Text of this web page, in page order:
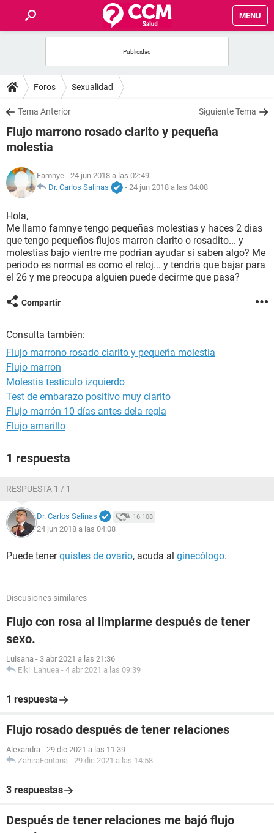
MENU
FOROS
SALUD
FAMILIA
NUTRICIÓN
SEXUALIDAD
GLOSARIO
Foros Sexualidad
Tema Anterior Siguiente Tema
Flujo marrono rosado clarito y pequeña
molestia
Famnye - 24 jun 2018 a las 02:49
Dr. Carlos Salinas
- 24 jun 2018 a las 04:08
Hola,
Me llamo famnye tengo pequeñas molestias y haces 2 dias
que tengo pequeños flujos marron clarito o rosadito... y
molestias bajo vientre me podrian ayudar si saben algo? Me
periodo es normal es como el reloj... y tendria que bajar para
el 26 y me preocupa alguien puede decirme que pasa?
Compartir
Consulta también:
Flujo marrono rosado clarito y pequeña molestia
Flujo marron
Molestia testiculo izquierdo
Test de embarazo positivo muy clarito
Flujo marrón 10 días antes dela regla
Flujo amarillo
1 respuesta
RESPUESTA 1 / 1
Dr. Carlos Salinas 16.108
24 jun 2018 a las 04:08
Puede tenerquistes de ovario, acuda al ginecólogo.
Discusiones similares
Flujo con rosa al limpiarme después de tener
sexo.
Luisana - 3 abr 2021 a las 21:36
Elki_Lahuea - 4 abr 2021 a las 09:39
1 respuesta
Flujo rosado después de tener relaciones
Alexandra - 29 dic 2021 a las 11:39
ZahiraFontana - 29 dic 2021 a las 14:58
3 respuestas
Después de tener relaciones me bajó flujo